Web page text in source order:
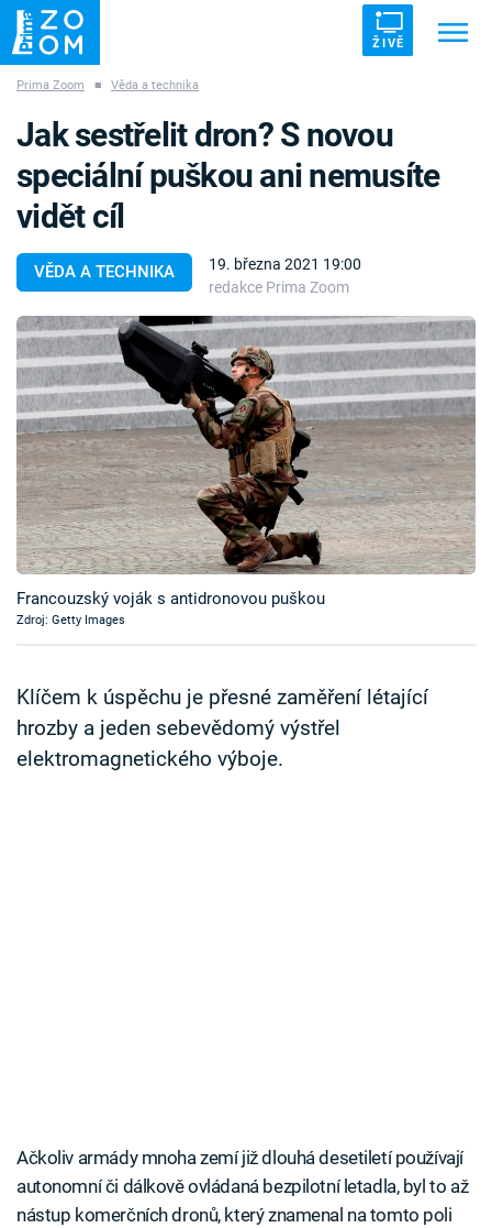
ŽIVĚ
ZÁHADY VETŘELCI DÁVNOVĚKU
Témata
Témata
Pořady
TV Program
Časopis
Sledujte prima+
Sledujte nás
Prima Zoom ■ Věda a technika
VĚDA A TECHNIKA
19. března 2021 19:00
redakce Prima Zoom
Jak sestřelit dron? S novou
speciální puškou ani nemusíte
vidět cíl
Francouzský voják s antidronovou puškou
Zdroj: Getty Images
Klíčem k úspěchu je přesné zaměření létající
hrozby a jeden sebevědomý výstřel
elektromagnetického výboje.
Ačkoliv armády mnoha zemí již dlouhá desetiletí používají
autonomní či dálkově ovládaná bezpilotní letadla, byl to až
nástup komerčních dronů, který znamenal na tomto poli